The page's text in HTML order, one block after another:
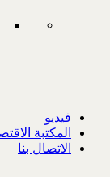
فيديو
المكتبة
الاتصال بنا